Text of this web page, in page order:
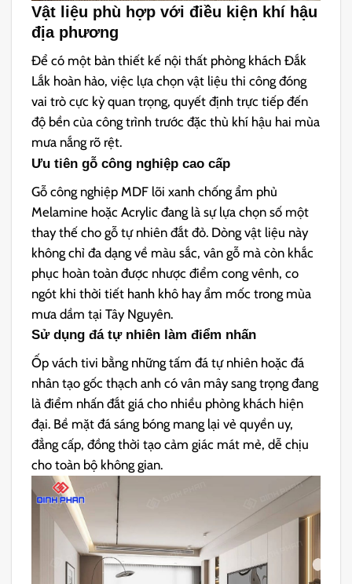
Vật liệu phù hợp với điều kiện khí hậu
địa phương
Để có một bản thiết kế nội thất phòng khách Đắk
Lắk hoàn hảo, việc lựa chọn vật liệu thi công đóng
vai trò cực kỳ quan trọng, quyết định trực tiếp đến
độ bền của công trình trước đặc thù khí hậu hai mùa
mưa nắng rõ rệt.
Ưu tiên gỗ công nghiệp cao cấp
Gỗ công nghiệp MDF lõi xanh chống ẩm phủ
Melamine hoặc Acrylic đang là sự lựa chọn số một
thay thế cho gỗ tự nhiên đắt đỏ. Dòng vật liệu này
không chỉ đa dạng về màu sắc, vân gỗ mà còn khắc
phục hoàn toàn được nhược điểm cong vênh, co
ngót khi thời tiết hanh khô hay ẩm mốc trong mùa
mưa dầm tại Tây Nguyên.
Sử dụng đá tự nhiên làm điểm nhấn
Ốp vách tivi bằng những tấm đá tự nhiên hoặc đá
nhân tạo gốc thạch anh có vân mây sang trọng đang
là điểm nhấn đắt giá cho nhiều phòng khách hiện
đại. Bề mặt đá sáng bóng mang lại vẻ quyền uy,
đẳng cấp, đồng thời tạo cảm giác mát mẻ, dễ chịu
cho toàn bộ không gian.